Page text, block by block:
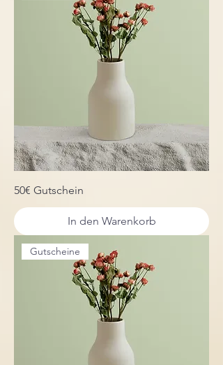
50€ Gutschein
In den Warenkorb
Gutscheine